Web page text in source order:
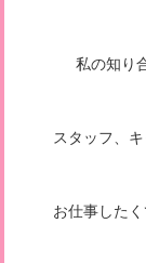
私の知り
スタッフ、
お仕事した